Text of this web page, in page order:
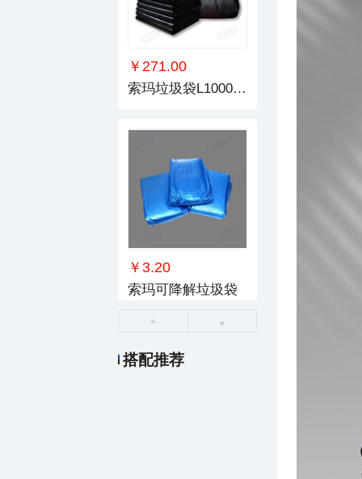
￥271.00
索玛垃圾袋L1000mm
￥3.20
索玛可降解垃圾袋
搭配推荐